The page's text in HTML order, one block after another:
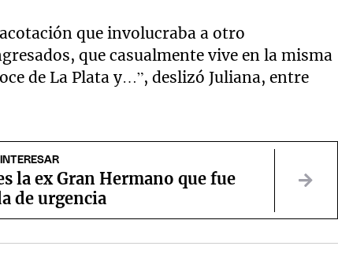
que involucraba a otro
que casualmente vive en la misma
de La Plata y…”, deslizó Juliana, entre
la ex Gran Hermano que fue
de urgencia